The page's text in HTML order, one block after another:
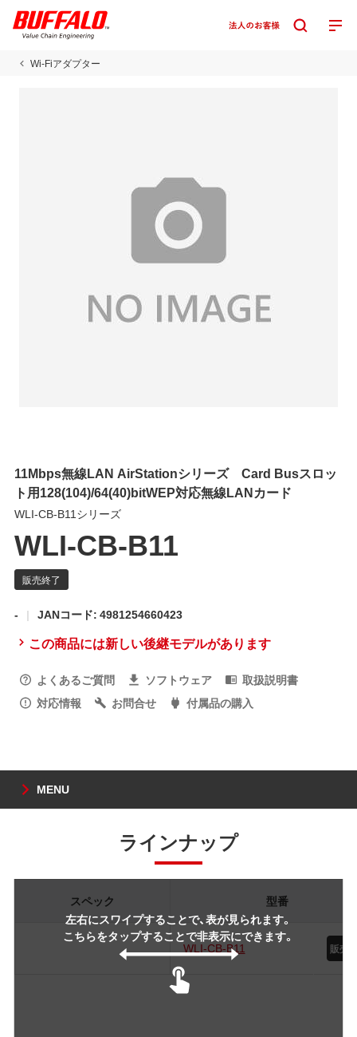
Wi-Fiアダプター
11Mbps無線LAN AirStationシリーズ Card Busスロッ
ト用128(104)/64(40)bitWEP対応無線LANカード
WLI-CB-B11シリーズ
WLI-CB-B11
- JANコード: 4981254660423
この商品には新しい後継モデルがあります
よくあるご質問 ソフトウェア
取扱説明書
対応情報
お問合せ 付属品の購入
MENU
ラインナップ
左右にスワイプすることで、表が見られます。
こちらをタップすることで非表示にできます。
スペック 型番
WLI-CB-B11